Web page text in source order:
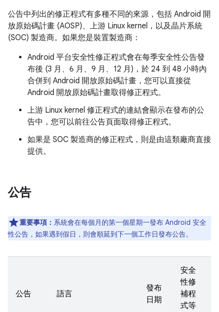
公告中列出的修正程式有多種不同的來源，包括 Android 開
放原始碼計畫 (AOSP)、上游 Linux kernel，以及晶片系統
(SOC) 製造商。如果您是裝置製造商：
Android 平台安全性修正程式會在每季安全性公告發
布後 (3 月、6 月、9 月、12 月)，於 24 到 48 小時內
合併到 Android 開放原始碼計畫，您可以直接從
Android 開放原始碼計畫取得修正程式。
上游 Linux kernel 修正程式的連結會顯示在發布的公
告中，您可以前往公告頁面取得修正程式。
如果是 SOC 製造商的修正程式，則是由這類廠商直接
提供。
公告
重要事項： 系統會在每個月的第一個星期一發布 Android 安全
性公告，如果遇到假日，則會順延到下一個工作日發布公告。
公告 語言
發布
日期
安全
性修
補程
式等